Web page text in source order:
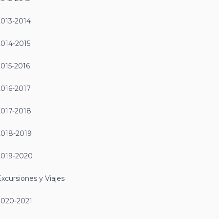
2014
2015
2016
2017
2018
2019
2020
y Viajes
2021